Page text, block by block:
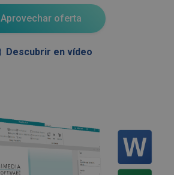
Aprovechar oferta
Descubrir en vídeo